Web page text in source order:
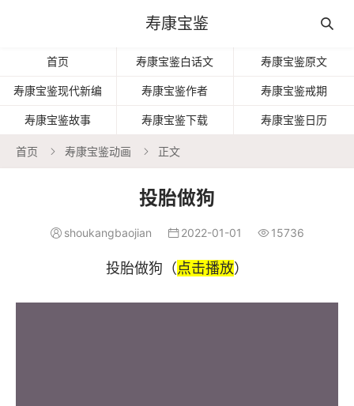
寿康宝鉴 
首页 寿康宝鉴白话文 寿康宝鉴原文
寿康宝鉴现代新编 寿康宝鉴作者 寿康宝鉴戒期
寿康宝鉴故事 寿康宝鉴下载 寿康宝鉴日历
首页  寿康宝鉴动画  正文
投胎做狗
 shoukangbaojian  2022-01-01  15736
投胎做狗（点击播放）